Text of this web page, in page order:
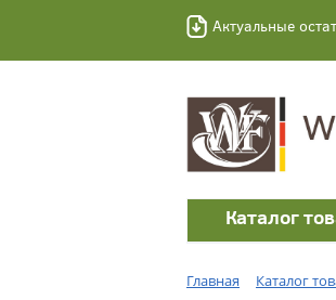
Актуальные
Каталог
Главная Каталог